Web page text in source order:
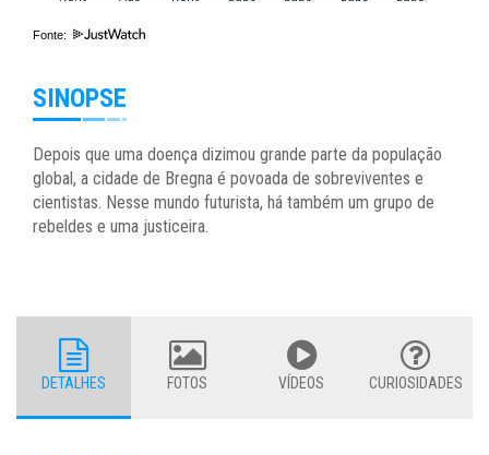
Fonte:
SINOPSE
Depois que uma doença dizimou grande parte da população
global, a cidade de Bregna é povoada de sobreviventes e
cientistas. Nesse mundo futurista, há também um grupo de
rebeldes e uma justiceira.
DETALHES FOTOS VÍDEOS CURIOSIDADES